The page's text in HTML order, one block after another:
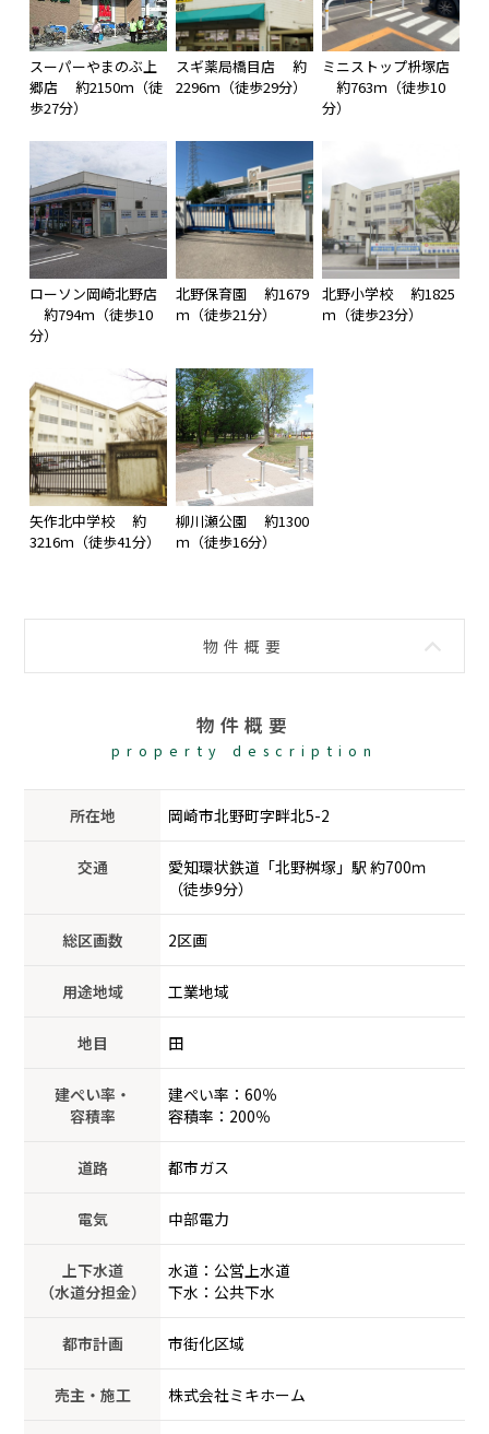
スーパーやまのぶ上
郷店 約2150ｍ（徒
歩27分）
スギ薬局橋目店 約
2296ｍ（徒歩29分）
ミニストップ枡塚店
約763ｍ（徒歩10
分）
ローソン岡崎北野店
約794ｍ（徒歩10
分）
北野保育園 約1679
ｍ（徒歩21分）
北野小学校 約1825
ｍ（徒歩23分）
矢作北中学校 約
3216ｍ（徒歩41分）
柳川瀬公園 約1300
ｍ（徒歩16分）
物件概要
物件概要
property description
所在地 岡崎市北野町字畔北5-2
交通
愛知環状鉄道「北野桝塚」駅 約700ｍ
（徒歩9分）
総区画数 2区画
用途地域 工業地域
地目 田
建ぺい率・
容積率
建ぺい率：60％
容積率：200％
道路 都市ガス
電気 中部電力
上下水道
（水道分担金）
水道：公営上水道
下水：公共下水
都市計画 市街化区域
売主・施工 株式会社ミキホーム